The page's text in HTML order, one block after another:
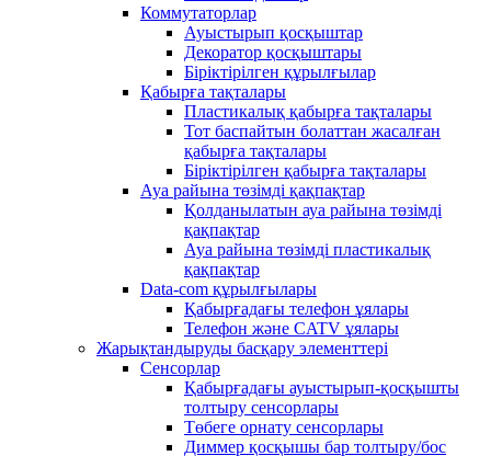
Коммутаторлар
Ауыстырып қосқыштар
Декоратор қосқыштары
Біріктірілген құрылғылар
Қабырға тақталары
Пластикалық қабырға тақталары
Тот баспайтын болаттан жасалған
қабырға тақталары
Біріктірілген қабырға тақталары
Ауа райына төзімді қақпақтар
Қолданылатын ауа райына төзімді
қақпақтар
Ауа райына төзімді пластикалық
қақпақтар
Data-com құрылғылары
Қабырғадағы телефон ұялары
Телефон және CATV ұялары
Жарықтандыруды басқару элементтері
Сенсорлар
Қабырғадағы ауыстырып-қосқышты
толтыру сенсорлары
Төбеге орнату сенсорлары
Диммер қосқышы бар толтыру/бос